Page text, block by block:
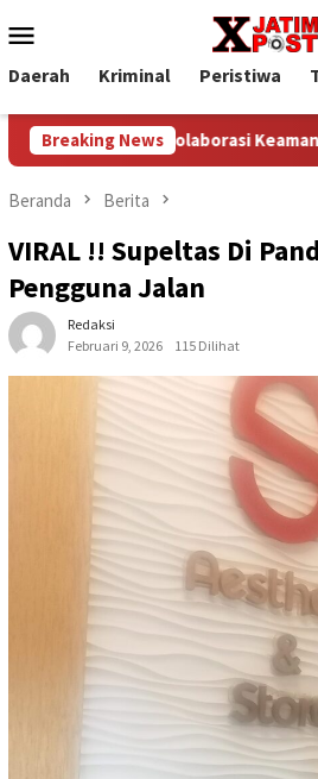
ke
kontenMobile
Daerah Kriminal Peristiwa
Breaking News
Kolaborasi Keamanan
Beranda Berita
VIRAL !! Supeltas Di
Pengguna Jalan
Redaksi
Februari 9, 2026
115 Dilihat